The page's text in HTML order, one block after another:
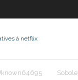
à netflix